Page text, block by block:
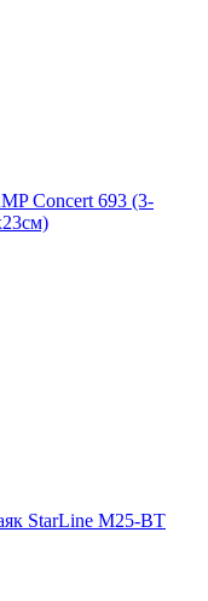
Concert 693 (3-
StarLine M25-BT